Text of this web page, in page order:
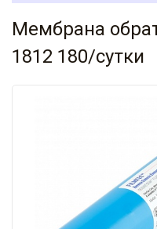
Мембрана
1812 180/сутки